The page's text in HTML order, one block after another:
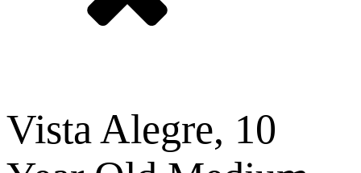
Vista Alegre, 10